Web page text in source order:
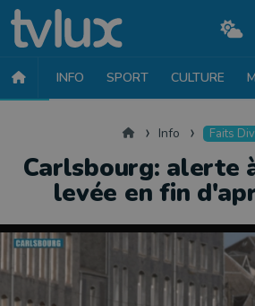
INFO SPORT CULTURE
AccueilInfo Faits
Carlsbourg: alerte
levée en fin